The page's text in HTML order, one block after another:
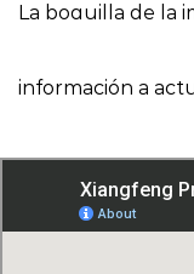
La boquilla de la
entrega precisa
mediciones
Su variabilidad
los estándares
información a